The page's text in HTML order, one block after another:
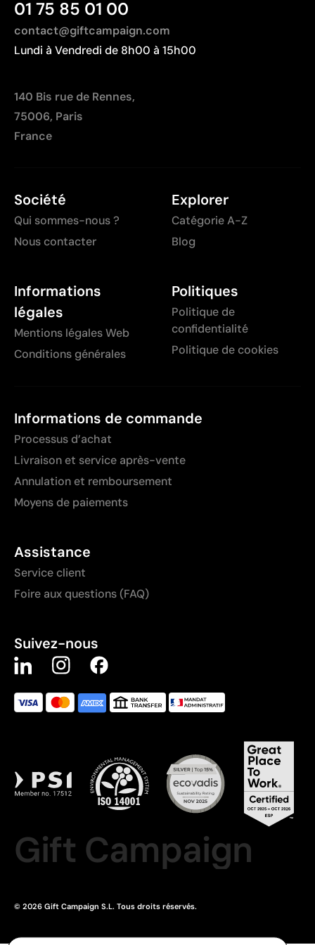
01 75 85 01 00
contact@giftcampaign.com
Lundi à Vendredi de 8h00 à 15h00
140 Bis rue de Rennes,
75006, Paris
France
Société
Qui sommes-nous ?
Nous contacter
Explorer
Catégorie A-Z
Blog
Informations
légales
Mentions légales Web
Conditions générales
Politiques
Politique de
confidentialité
Politique de cookies
Informations de commande
Processus d’achat
Livraison et service après-vente
Annulation et remboursement
Moyens de paiements
Assistance
Service client
Foire aux questions (FAQ)
Suivez-nous
Gift Campaign
© 2026 Gift Campaign S.L. Tous droits réservés.